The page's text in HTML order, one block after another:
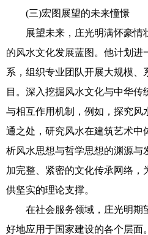
(三)宏图展望的未来憧憬
展望未来，庄光明满怀豪情
的风水文化发展蓝图。他计划进
系，组织专业团队开展大规模、
目。深入挖掘风水文化与中华传
与相互作用机制，例如，探究风
通之处，研究风水在建筑艺术中
析风水思想与哲学思想的渊源与
加完整、紧密的文化传承网络，
供坚实的理论支撑。
在社会服务领域，庄光明期
好地应用于国家建设的各个层面